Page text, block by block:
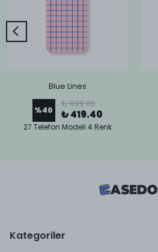
Blue Lines
%40
₺ 699.00
₺ 419.40
27 Telefon Modeli 4 Renk
Kategoriler